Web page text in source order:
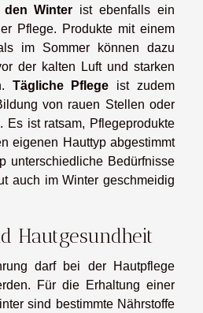
Winter ist ebenfalls ein
Pflege. Produkte mit einem
im Sommer können dazu
der kalten Luft und starken
Tägliche Pflege ist zudem
von rauen Stellen oder
Es ist ratsam, Pflegeprodukte
eigenen Hauttyp abgestimmt
unterschiedliche Bedürfnisse
auch im Winter geschmeidig
Hautgesundheit
darf bei der Hautpflege
Für die Erhaltung einer
sind bestimmte Nährstoffe